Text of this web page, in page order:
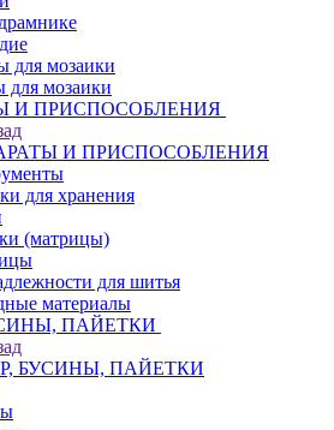
для мозаики
для мозаики
И ПРИСПОСОБЛЕНИЯ
И ПРИСПОСОБЛЕНИЯ
для хранения
(матрицы)
для шитья
материалы
ПАЙЕТКИ
БУСИНЫ, ПАЙЕТКИ